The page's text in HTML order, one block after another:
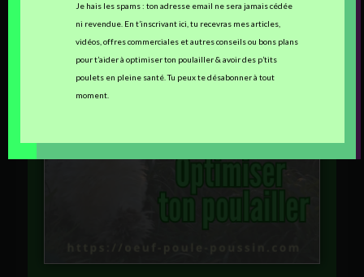
Je hais les spams : ton adresse email ne sera jamais cédée
ni revendue. En t’inscrivant ici, tu recevras mes articles,
vidéos, offres commerciales et autres conseils ou bons plans
pour t’aider à optimiser ton poulailler & avoir des p’tits
poulets en pleine santé. Tu peux te désabonner à tout
moment.